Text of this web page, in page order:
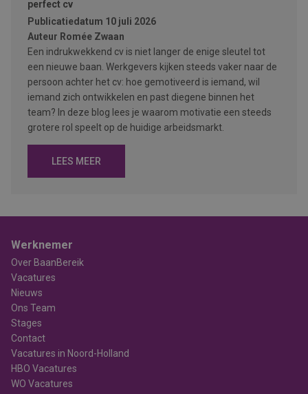
perfect cv
Publicatiedatum 10 juli 2026
Auteur Romée Zwaan
Een indrukwekkend cv is niet langer de enige sleutel tot
een nieuwe baan. Werkgevers kijken steeds vaker naar de
persoon achter het cv: hoe gemotiveerd is iemand, wil
iemand zich ontwikkelen en past diegene binnen het
team? In deze blog lees je waarom motivatie een steeds
grotere rol speelt op de huidige arbeidsmarkt.
LEES MEER
Werknemer
Over BaanBereik
Vacatures
Nieuws
Ons Team
Stages
Contact
Vacatures in Noord-Holland
HBO Vacatures
WO Vacatures